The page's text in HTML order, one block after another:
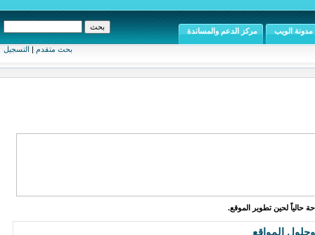
بحث متقدم | التسجيل
مدونة الويب مركز الدعم والمساندة
حالياً لحين تطوير الموقع.
المواقع